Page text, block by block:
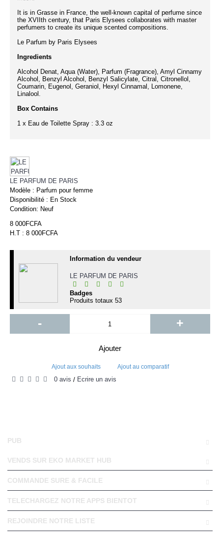
It is in Grasse in France, the well-known capital of perfume since
the XVIIth century, that Paris Elysees collaborates with master
perfumers to create its unique scented compositions.
Le Parfum by Paris Elysees
Ingredients
Alcohol Denat, Aqua (Water), Parfum (Fragrance), Amyl Cinnamy
Alcohol, Benzyl Alcohol, Benzyl Salicylate, Citral, Citronellol,
Coumarin, Eugenol, Geraniol, Hexyl Cinnamal, Lomonene,
Linalool.
Box Contains
1 x Eau de Toilette Spray : 3.3 oz
LE PARFUM DE PARIS
Modèle : Parfum pour femme
Disponibilité : En Stock
Condition: Neuf
8 000FCFA
H.T : 8 000FCFA
Information du vendeur
LE PARFUM DE PARIS
Badges
Produits totaux 53
- +
Ajouter
Ajout aux souhaits Ajout au comparatif
0 avis / Écrire un avis
PUB
VENDS SUR EKO MARKET HUB
COMMANDE SURE & FACILE
TELECHARGEZ NOTRE APPS BIENTOT
REJOINDRE NOTRE LISTE